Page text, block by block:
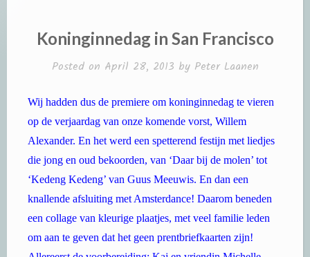
Koninginnedag in San Francisco
Posted on April 28, 2013 by Peter Laanen
Wij hadden dus de premiere om koninginnedag te vieren
op de verjaardag van onze komende vorst, Willem
Alexander. En het werd een spetterend festijn met liedjes
die jong en oud bekoorden, van ‘Daar bij de molen’ tot
‘Kedeng Kedeng’ van Guus Meeuwis. En dan een
knallende afsluiting met Amsterdance! Daarom beneden
een collage van kleurige plaatjes, met veel familie leden
om aan te geven dat het geen prentbriefkaarten zijn!